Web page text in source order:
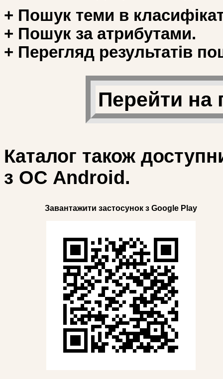
+ Пошук теми в
+ Пошук за атрибутами.
+ Перегляд результатів
Перейти на
Каталог також
з ОС Android.
Завантажити застосунок з Google Play